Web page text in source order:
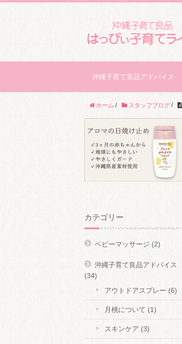
沖縄子育て良品アドバイス
ホーム / スタッフブログ /
カテゴリー
ベビーマッサージ (2)
沖縄子育て良品アドバイス
(34)
アウトドアスプレー (6)
月桃について (1)
スキンケア (3)